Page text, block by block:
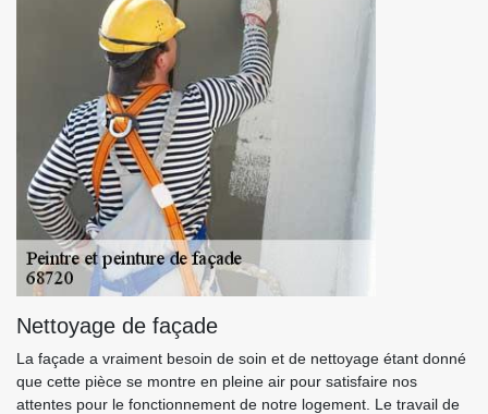
Nettoyage de façade
La façade a vraiment besoin de soin et de nettoyage étant donné
que cette pièce se montre en pleine air pour satisfaire nos
attentes pour le fonctionnement de notre logement. Le travail de